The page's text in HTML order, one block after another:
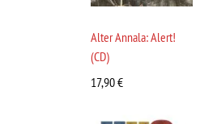
Alter Annala: Alert!
(CD)
17,90€